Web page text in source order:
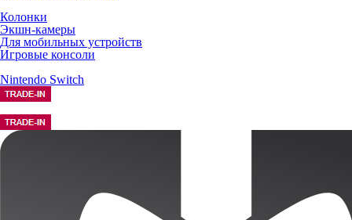
Колонки
Экшн-камеры
Для мобильных устройств
Игровые консоли
Nintendo Switch